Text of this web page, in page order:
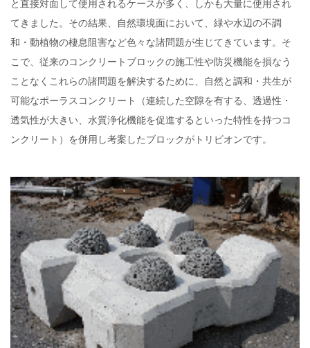
と直接対面して使用されるケースが多く、しかも大量に使用され
てきました。その結果、自然環境面において、緑や水辺の不調
和・動植物の棲息阻害など色々な諸問題が生じてきています。そ
こで、従来のコンクリートブロックの施工性や防災機能を損なう
ことなくこれらの諸問題を解決するために、自然と調和・共生が
可能なポーラスコンクリート（連続した空隙を有する、透過性・
透気性が大きい、水質浄化機能を促進するといった特性を持つコ
ンクリート）を併用し考案したブロックがトリビオンです。